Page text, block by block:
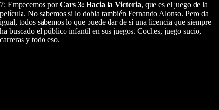
7: Empecemos porCars 3: Hacia la Victoria, que es el juego de la
película. No sabemos si lo dobla también Fernando Alonso. Pero da
igual, todos sabemos lo que puede dar de sí una licencia que siempre
ha buscado el público infantil en sus juegos. Coches, juego sucio,
carreras y todo eso.